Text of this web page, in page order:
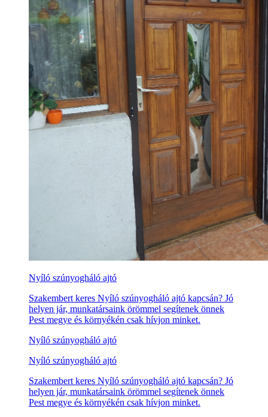
Nyíló szúnyogháló ajtó
Szakembert keres Nyíló szúnyogháló ajtó kapcsán? Jó
helyen jár, munkatársaink örömmel segítenek önnek
Pest megye és környékén csak hívjon minket.
Nyíló szúnyogháló ajtó
Nyíló szúnyogháló ajtó
Szakembert keres Nyíló szúnyogháló ajtó kapcsán? Jó
helyen jár, munkatársaink örömmel segítenek önnek
Pest megye és környékén csak hívjon minket.